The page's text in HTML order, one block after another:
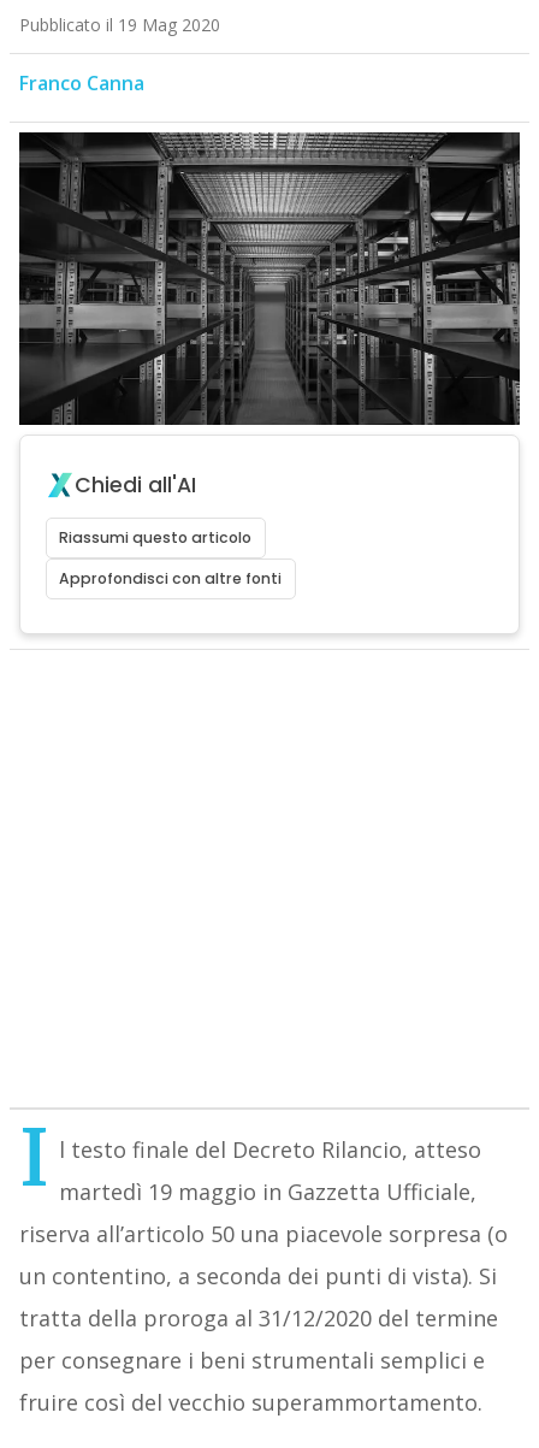
Pubblicato il 19 Mag 2020
Franco Canna
Chiedi all'AI
Riassumi questo articolo
Approfondisci con altre fonti
I l testo finale del Decreto Rilancio, atteso
martedì 19 maggio in Gazzetta Ufficiale,
riserva all’articolo 50 una piacevole sorpresa (o
un contentino, a seconda dei punti di vista). Si
tratta della proroga al 31/12/2020 del termine
per consegnare i beni strumentali semplici e
fruire così del vecchio superammortamento.